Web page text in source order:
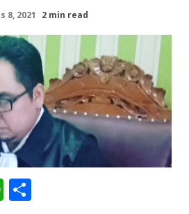
8, 2021 2 min read
WhatsApp